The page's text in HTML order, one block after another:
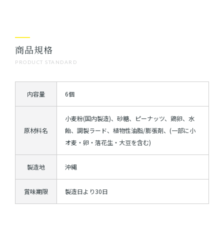
PRODUCT STANDARD
商品規格
内容量 6個
原材料名
小麦粉(国内製造)、砂糖、ピーナッツ、鶏卵、水
飴、調製ラード、植物性油脂/膨張剤、(一部に小
オ麦・卵・落花生・大豆を含む)
製造地 沖縄
賞味期限 製造日より30日